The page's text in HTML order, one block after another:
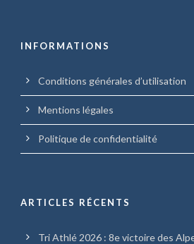
INFORMATIONS
Conditions générales d’utilisation
Mentions légales
Politique de confidentialité
ARTICLES RÉCENTS
Tri Athlé 2026 : 8e victoire des